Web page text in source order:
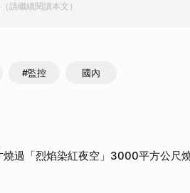
請繼續閱讀本文）
#監控 國內
過「烈焰染紅夜空」3000平方公尺